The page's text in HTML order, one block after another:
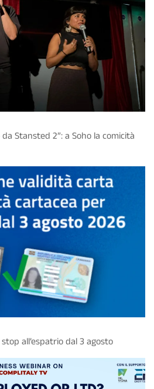
Stansted 2”: a Soho la comicità
all’espatrio dal 3 agosto